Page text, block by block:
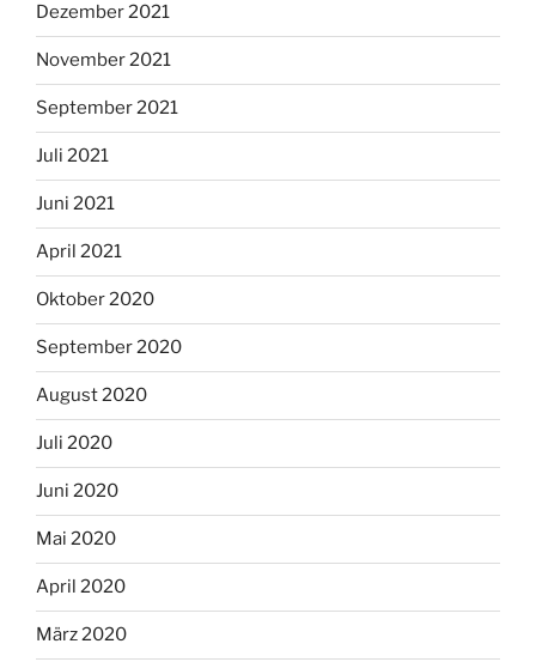
Dezember 2021
November 2021
September 2021
Juli 2021
Juni 2021
April 2021
Oktober 2020
September 2020
August 2020
Juli 2020
Juni 2020
Mai 2020
April 2020
März 2020